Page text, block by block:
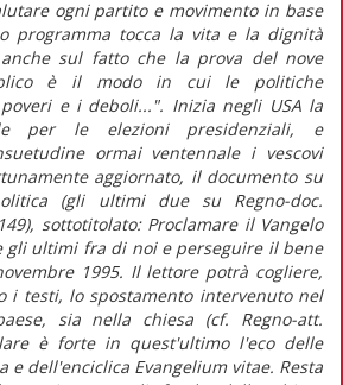
ogni partito e movimento in base
programma tocca la vita e la dignità
sul fatto che la prova del nove
è il modo in cui le politiche
e i deboli...". Inizia negli USA la
per le elezioni presidenziali, e
ormai ventennale i vescovi
aggiornato, il documento su
(gli ultimi due su Regno-doc.
sottotitolato: Proclamare il Vangelo
gli ultimi fra di noi e perseguire il bene
1995. Il lettore potrà cogliere,
i testi, lo spostamento intervenuto nel
sia nella chiesa (cf. Regno-att.
è forte in quest'ultimo l'eco delle
e dell'enciclica Evangelium vitae. Resta